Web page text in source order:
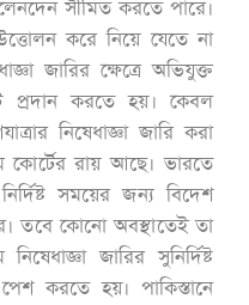
সীমিত করতে পারে।
করে নিয়ে যেতে না
জারির ক্ষেত্রে অভিযুক্ত
প্রদান করতে হয়। কেবল
নিষেধাজ্ঞা জারি করা
কোর্টের রায় আছে। ভারতে
সময়ের জন্য বিদেশ
তবে কোনো অবস্থাতেই তা
জারির সুনির্দিষ্ট
করতে হয়। পাকিস্তানে